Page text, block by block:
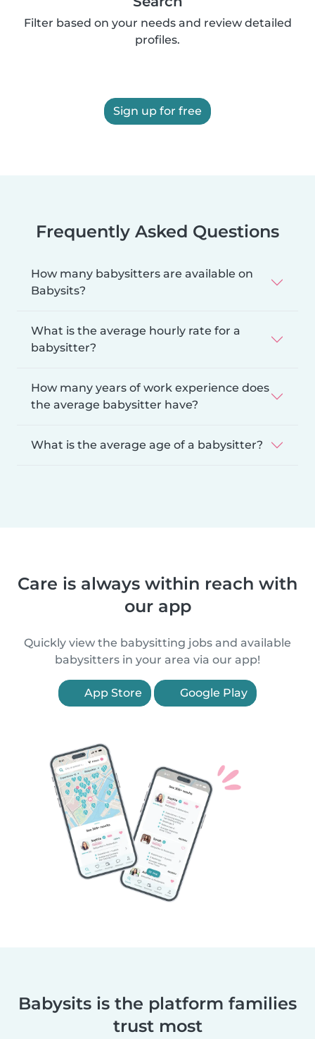
Filter based on your needs and review detailed
profiles.
Sign up for free
Frequently Asked Questions
How many babysitters are available on
Babysits?
What is the average hourly rate for a
babysitter?
How many years of work experience does
the average babysitter have?
What is the average age of a babysitter?
Care is always within reach with
our app
Quickly view the babysitting jobs and available
babysitters in your area via our app!
App Store Google Play
Babysits is the platform families
trust most